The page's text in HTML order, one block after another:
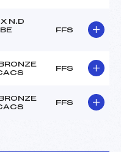
N.D
FFS
FFS
FFS